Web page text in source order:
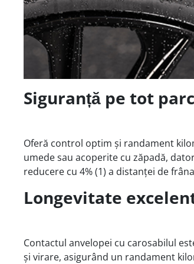
Siguranță pe tot
Oferă control optim și randament
umede sau acoperite cu zăpadă,
reducere cu 4% (1) a distanței de
Longevitate
Contactul anvelopei cu carosabilul
și virare, asigurând un randament